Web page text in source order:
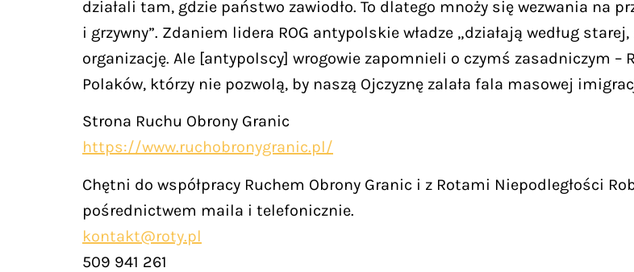
działali tam, gdzie państwo zawiodło. To dlatego mnoży się wezwania na
i grzywny”. Zdaniem lidera ROG antypolskie władze „działają według
organizację. Ale [antypolscy] wrogowie zapomnieli o czymś zasadniczym –
Polaków, którzy nie pozwolą, by naszą Ojczyznę zalała fala masowej
Strona Ruchu Obrony Granic
https://www.ruchobronygranic.pl/
Chętni do współpracy Ruchem Obrony Granic i z Rotami Niepodległości
pośrednictwem maila i telefonicznie.
kontakt@roty.pl
509 941 261